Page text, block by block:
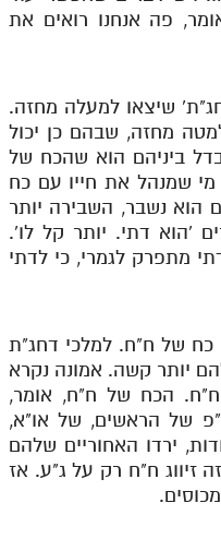
פה אנחנו רואים את
שיצאו למעלה מחזה.
מחזה, שבהם כן יכול
ביניהם הוא שהכח של
שמנהל את חייו עם כח
נשבר, השבירה יותר
'הוא דתי. יותר קל לו'.
מתפרק לגמרי, כי לדתי
כח של ח"ח. למלכי דחג"ת
יותר קשה. אמונה נקרא
הכח של ח"ח, אומר,
של הראשים, של או"א,
ירדו האחוריים שלהם
זיווג ח"ח רק על ג"ע. אז